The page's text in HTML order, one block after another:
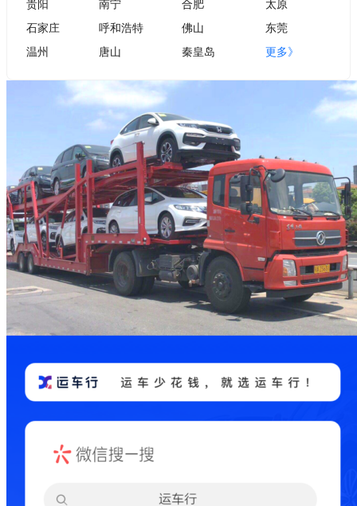
贵阳
南宁 合肥
太原
石家庄
呼和浩特 佛山
东莞
温州
唐山 秦皇岛 更多》